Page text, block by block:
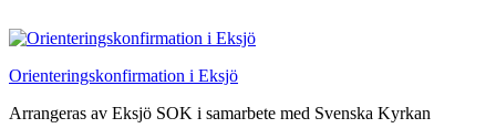
till
Orienteringskonfirmation i Eksjö
Arrangeras av Eksjö SOK i samarbete med Svenska Kyrkan